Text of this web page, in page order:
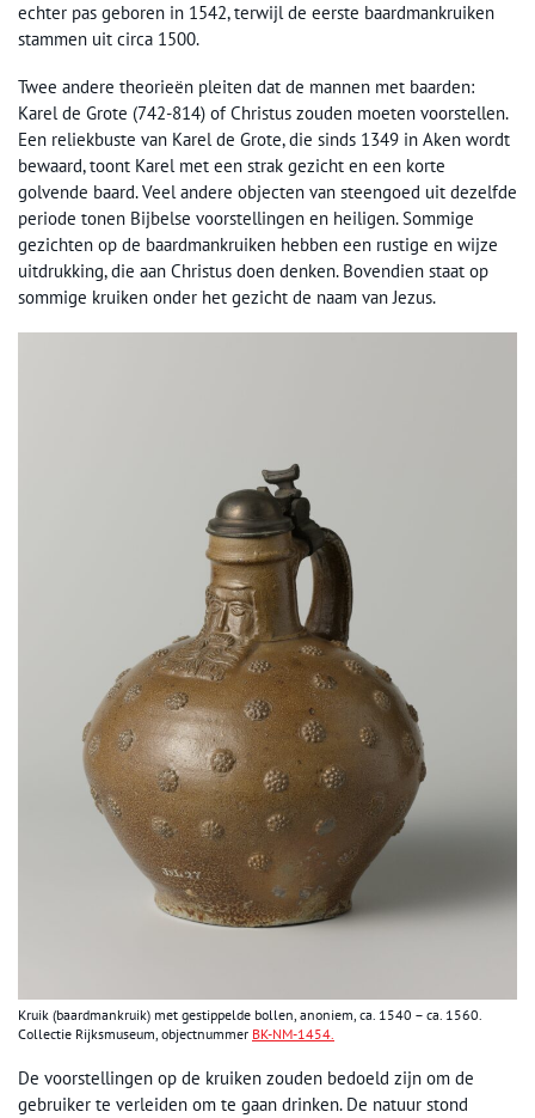
echter pas geboren in 1542, terwijl de eerste baardmankruiken
stammen uit circa 1500.
Twee andere theorieën pleiten dat de mannen met baarden:
Karel de Grote (742-814) of Christus zouden moeten voorstellen.
Een reliekbuste van Karel de Grote, die sinds 1349 in Aken wordt
bewaard, toont Karel met een strak gezicht en een korte
golvende baard. Veel andere objecten van steengoed uit dezelfde
periode tonen Bijbelse voorstellingen en heiligen. Sommige
gezichten op de baardmankruiken hebben een rustige en wijze
uitdrukking, die aan Christus doen denken. Bovendien staat op
sommige kruiken onder het gezicht de naam van Jezus.
Kruik (baardmankruik) met gestippelde bollen, anoniem, ca. 1540 – ca. 1560.
Collectie Rijksmuseum, objectnummer BK-NM-1454.
De voorstellingen op de kruiken zouden bedoeld zijn om de
gebruiker te verleiden om te gaan drinken. De natuur stond